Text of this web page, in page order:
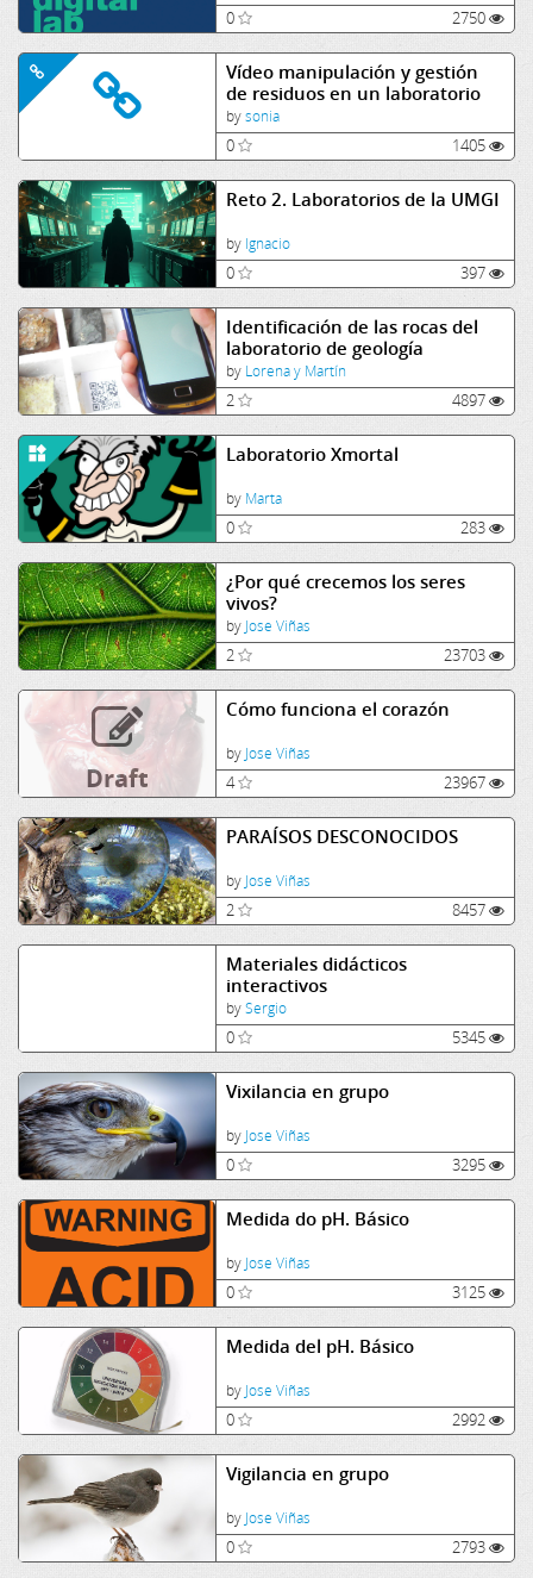
0 2750
Vídeo manipulación y gestión
de residuos en un laboratorio
bysonia
0 1405
Reto 2. Laboratorios de la UMGI
by Ignacio
0 397
Identificación de las rocas del
laboratorio de geología
mediante código QR
by Lorena y Martín
2 4897
Laboratorio Xmortal
by Marta
0 283
¿Por qué crecemos los seres
vivos?
by Jose Viñas
2 23703
Draft
Cómo funciona el corazón
by Jose Viñas
4 23967
PARAÍSOS DESCONOCIDOS
by Jose Viñas
2 8457
Materiales didácticos
interactivos
bySergio
0 5345
Vixilancia en grupo
by Jose Viñas
0 3295
Medida do pH. Básico
by Jose Viñas
0 3125
Medida del pH. Básico
by Jose Viñas
0 2992
Vigilancia en grupo
by Jose Viñas
0 2793